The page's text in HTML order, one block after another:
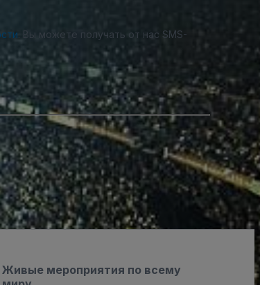
. Вы можете получать от нас SMS-
Живые мероприятия по всему